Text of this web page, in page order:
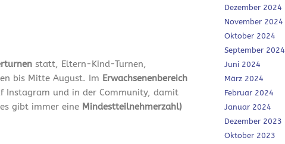
statt, Eltern-Kind-Turnen,
bis Mitte August. Im Erwachsenenbereich
Instagram und in der Community, damit
gibt immer eine Mindestteilnehmerzahl)
Dezember 2024
November 2024
Oktober 2024
September 2024
Juni 2024
März 2024
Februar 2024
Januar 2024
Dezember 2023
Oktober 2023